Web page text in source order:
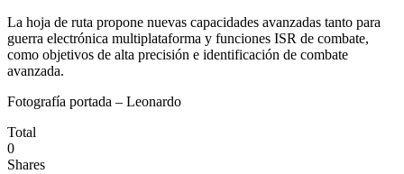
La hoja de ruta propone nuevas capacidades avanzadas tanto para
guerra electrónica multiplataforma y funciones ISR de combate,
como objetivos de alta precisión e identificación de combate
avanzada.
Fotografía portada – Leonardo
Total
0
Shares